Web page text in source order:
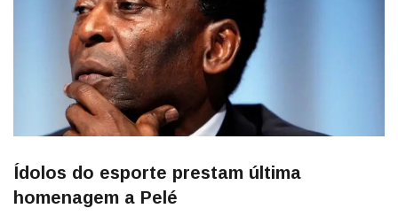
Ídolos do esporte prestam última
homenagem a Pelé